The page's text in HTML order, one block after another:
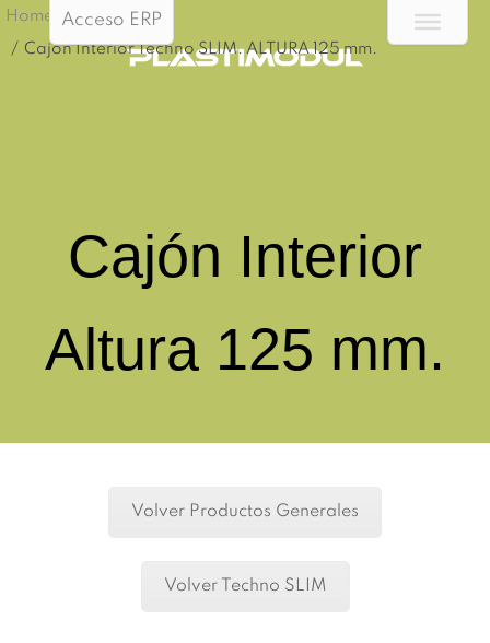
Acceso ERP
Home
/ Cajón Interior Techno SLIM. ALTURA 125 mm.
Cajón Interior
Altura 125 mm.
Volver Productos Generales
Volver Techno SLIM